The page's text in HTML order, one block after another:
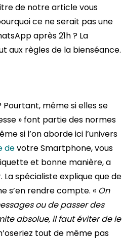
de notre article vous
ce ne serait pas une
après 21h ? La
aux règles de la bienséance.
même si elles se
» font partie des normes
si l’on aborde ici l’univers
devotre Smartphone, vous
et bonne manière, a
spécialiste explique que de
s’en rendre compte. « On
ou de passer des
absolue, il faut éviter de le
tout de même pas